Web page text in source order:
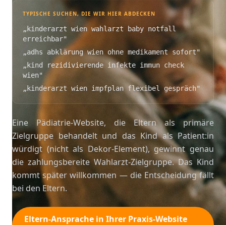
TYPISCHE SUCHEN, DIE WIR HIER ABDECKEN
„ kinderarzt wien wahlarzt baby notfall
erreichbar"
„adhs abklärung wien ohne medikament sofort"
„ kind rezidivierende infekte immun check
wien"
„ kinderarzt wien impfplan flexibel gespräch"
Eine Pädiatrie-Website, die Eltern als primäre
Zielgruppe behandelt und das Kind als Patient:in
würdigt (nicht als Dekor-Element), gewinnt genau
die zahlungsbereite Wahlarzt-Zielgruppe. Das Kind
kommt später willkommen — die Entscheidung fällt
bei den Eltern.
Eltern-Ansprache in Ihrer Praxis-Website